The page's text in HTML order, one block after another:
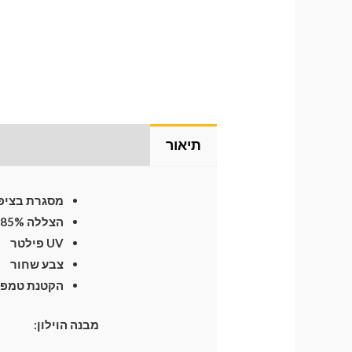
תיאור
מסגרת
הצללה 85%
UV פילטר
צבע שחור
הקטנת
מבנה הוילון: